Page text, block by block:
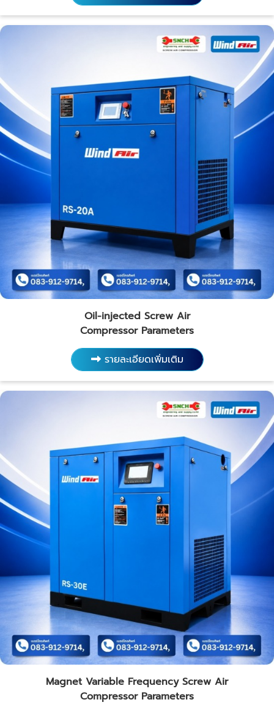
Oil-injected Screw Air
Compressor Parameters
รายละเอียดเพิ่มเติม
Magnet Variable Frequency Screw Air
Compressor Parameters